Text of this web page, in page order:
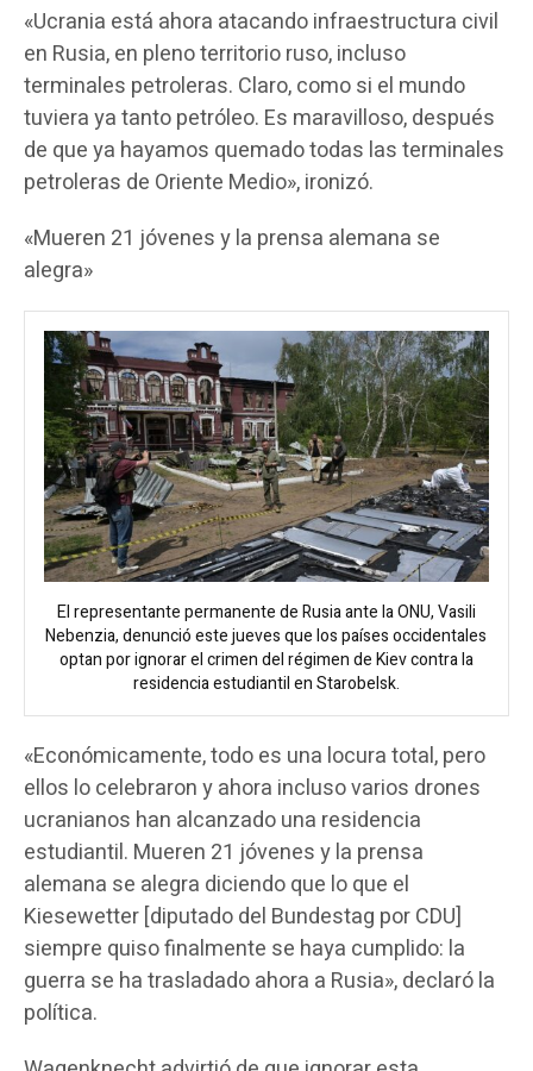
«Ucrania está ahora atacando infraestructura civil
en Rusia, en pleno territorio ruso, incluso
terminales petroleras. Claro, como si el mundo
tuviera ya tanto petróleo. Es maravilloso, después
de que ya hayamos quemado todas las terminales
petroleras de Oriente Medio», ironizó.
«Mueren 21 jóvenes y la prensa alemana se
alegra»
El representante permanente de Rusia ante la ONU, Vasili
Nebenzia, denunció este jueves que los países occidentales
optan por ignorar el crimen del régimen de Kiev contra la
residencia estudiantil en Starobelsk.
«Económicamente, todo es una locura total, pero
ellos lo celebraron y ahora incluso varios drones
ucranianos han alcanzado una residencia
estudiantil. Mueren 21 jóvenes y la prensa
alemana se alegra diciendo que lo que el
Kiesewetter [diputado del Bundestag por CDU]
siempre quiso finalmente se haya cumplido: la
guerra se ha trasladado ahora a Rusia», declaró la
política.